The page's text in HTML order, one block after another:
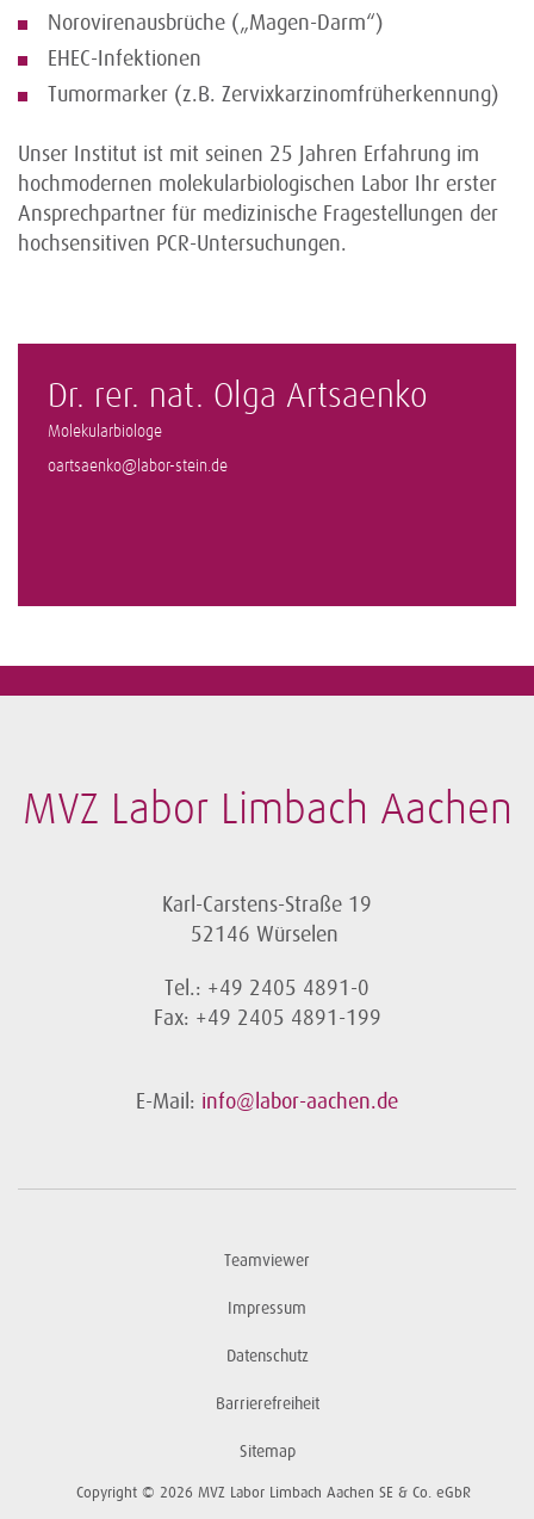
Norovirenausbrüche („Magen-Darm“)
EHEC-Infektionen
Tumormarker (z.B. Zervixkarzinomfrüherkennung)
Unser Institut ist mit seinen 25 Jahren Erfahrung im
hochmodernen molekularbiologischen Labor Ihr erster
Ansprechpartner für medizinische Fragestellungen der
hochsensitiven PCR-Untersuchungen.
Dr. rer. nat. Olga Artsaenko
Molekularbiologe
oartsaenko@labor-stein.de
MVZ Labor Limbach Aachen
Karl-Carstens-Straße 19
52146 Würselen
Tel.: +49 2405 4891-0
Fax: +49 2405 4891-199
E-Mail: info@labor-aachen.de
Teamviewer
Impressum
Datenschutz
Barrierefreiheit
Sitemap
Copyright © 2026 MVZ Labor Limbach Aachen SE & Co. eGbR